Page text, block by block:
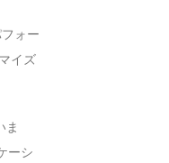
ォー
イズ
ま
ーシ